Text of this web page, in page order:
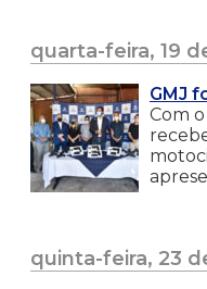
quarta-feira, 19
GMJ
Com
quinta-feira, 23